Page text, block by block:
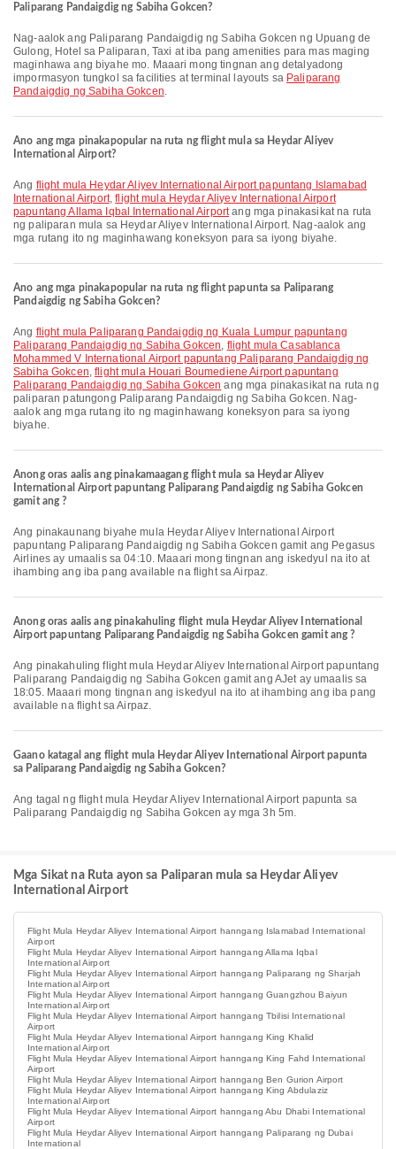
Paliparang Pandaigdig ng Sabiha Gokcen?
Nag-aalok ang Paliparang Pandaigdig ng Sabiha Gokcen ng Upuang de
Gulong, Hotel sa Paliparan, Taxi at iba pang amenities para mas maging
maginhawa ang biyahe mo. Maaari mong tingnan ang detalyadong
impormasyon tungkol sa facilities at terminal layouts sa Paliparang
Pandaigdig ng Sabiha Gokcen.
Ano ang mga pinakapopular na ruta ng flight mula sa Heydar Aliyev
International Airport?
Ang flight mula Heydar Aliyev International Airport papuntang Islamabad
International Airport,flight mula Heydar Aliyev International Airport
papuntang Allama Iqbal International Airportang mga pinakasikat na ruta
ng paliparan mula sa Heydar Aliyev International Airport. Nag-aalok ang
mga rutang ito ng maginhawang koneksyon para sa iyong biyahe.
Ano ang mga pinakapopular na ruta ng flight papunta sa Paliparang
Pandaigdig ng Sabiha Gokcen?
Ang flight mula Paliparang Pandaigdig ng Kuala Lumpur papuntang
Paliparang Pandaigdig ng Sabiha Gokcen, flight mula Casablanca
Mohammed V International Airport papuntang Paliparang Pandaigdig ng
Sabiha Gokcen,flight mula Houari Boumediene Airport papuntang
Paliparang Pandaigdig ng Sabiha Gokcen ang mga pinakasikat na ruta ng
paliparan patungong Paliparang Pandaigdig ng Sabiha Gokcen. Nag-
aalok ang mga rutang ito ng maginhawang koneksyon para sa iyong
biyahe.
Anong oras aalis ang pinakamaagang flight mula sa Heydar Aliyev
International Airport papuntang Paliparang Pandaigdig ng Sabiha Gokcen
gamit ang ?
Ang pinakaunang biyahe mula Heydar Aliyev International Airport
papuntang Paliparang Pandaigdig ng Sabiha Gokcen gamit ang Pegasus
Airlines ay umaalis sa 04:10. Maaari mong tingnan ang iskedyul na ito at
ihambing ang iba pang available na flight sa Airpaz.
Anong oras aalis ang pinakahuling flight mula Heydar Aliyev International
Airport papuntang Paliparang Pandaigdig ng Sabiha Gokcen gamit ang ?
Ang pinakahuling flight mula Heydar Aliyev International Airport papuntang
Paliparang Pandaigdig ng Sabiha Gokcen gamit ang AJet ay umaalis sa
18:05. Maaari mong tingnan ang iskedyul na ito at ihambing ang iba pang
available na flight sa Airpaz.
Gaano katagal ang flight mula Heydar Aliyev International Airport papunta
sa Paliparang Pandaigdig ng Sabiha Gokcen?
Ang tagal ng flight mula Heydar Aliyev International Airport papunta sa
Paliparang Pandaigdig ng Sabiha Gokcen ay mga 3h 5m.
Mga Sikat na Ruta ayon sa Paliparan mula sa Heydar Aliyev
International Airport
Flight Mula Heydar Aliyev International Airport hanngang Islamabad International
Airport
Flight Mula Heydar Aliyev International Airport hanngang Allama Iqbal
International Airport
Flight Mula Heydar Aliyev International Airport hanngang Paliparang ng Sharjah
International Airport
Flight Mula Heydar Aliyev International Airport hanngang Guangzhou Baiyun
International Airport
Flight Mula Heydar Aliyev International Airport hanngang Tbilisi International
Airport
Flight Mula Heydar Aliyev International Airport hanngang King Khalid
International Airport
Flight Mula Heydar Aliyev International Airport hanngang King Fahd International
Airport
Flight Mula Heydar Aliyev International Airport hanngang Ben Gurion Airport
Flight Mula Heydar Aliyev International Airport hanngang King Abdulaziz
International Airport
Flight Mula Heydar Aliyev International Airport hanngang Abu Dhabi International
Airport
Flight Mula Heydar Aliyev International Airport hanngang Paliparang ng Dubai
International